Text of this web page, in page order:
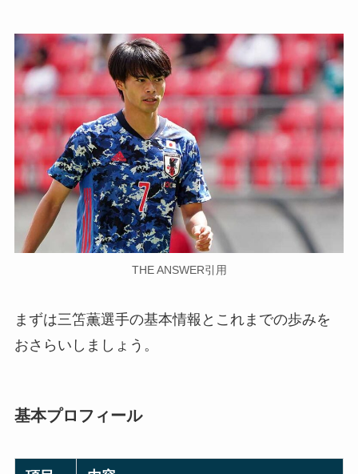
THE ANSWER引用
まずは三笘薫選手の基本情報とこれまでの歩みを
おさらいしましょう。
基本プロフィール